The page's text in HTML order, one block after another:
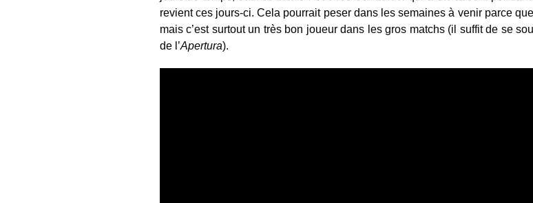
revient ces jours-ci. Cela pourrait peser dans les semaines à venir parce
mais c’est surtout un très bon joueur dans les gros matchs (il suffit de se
de l’Apertura).